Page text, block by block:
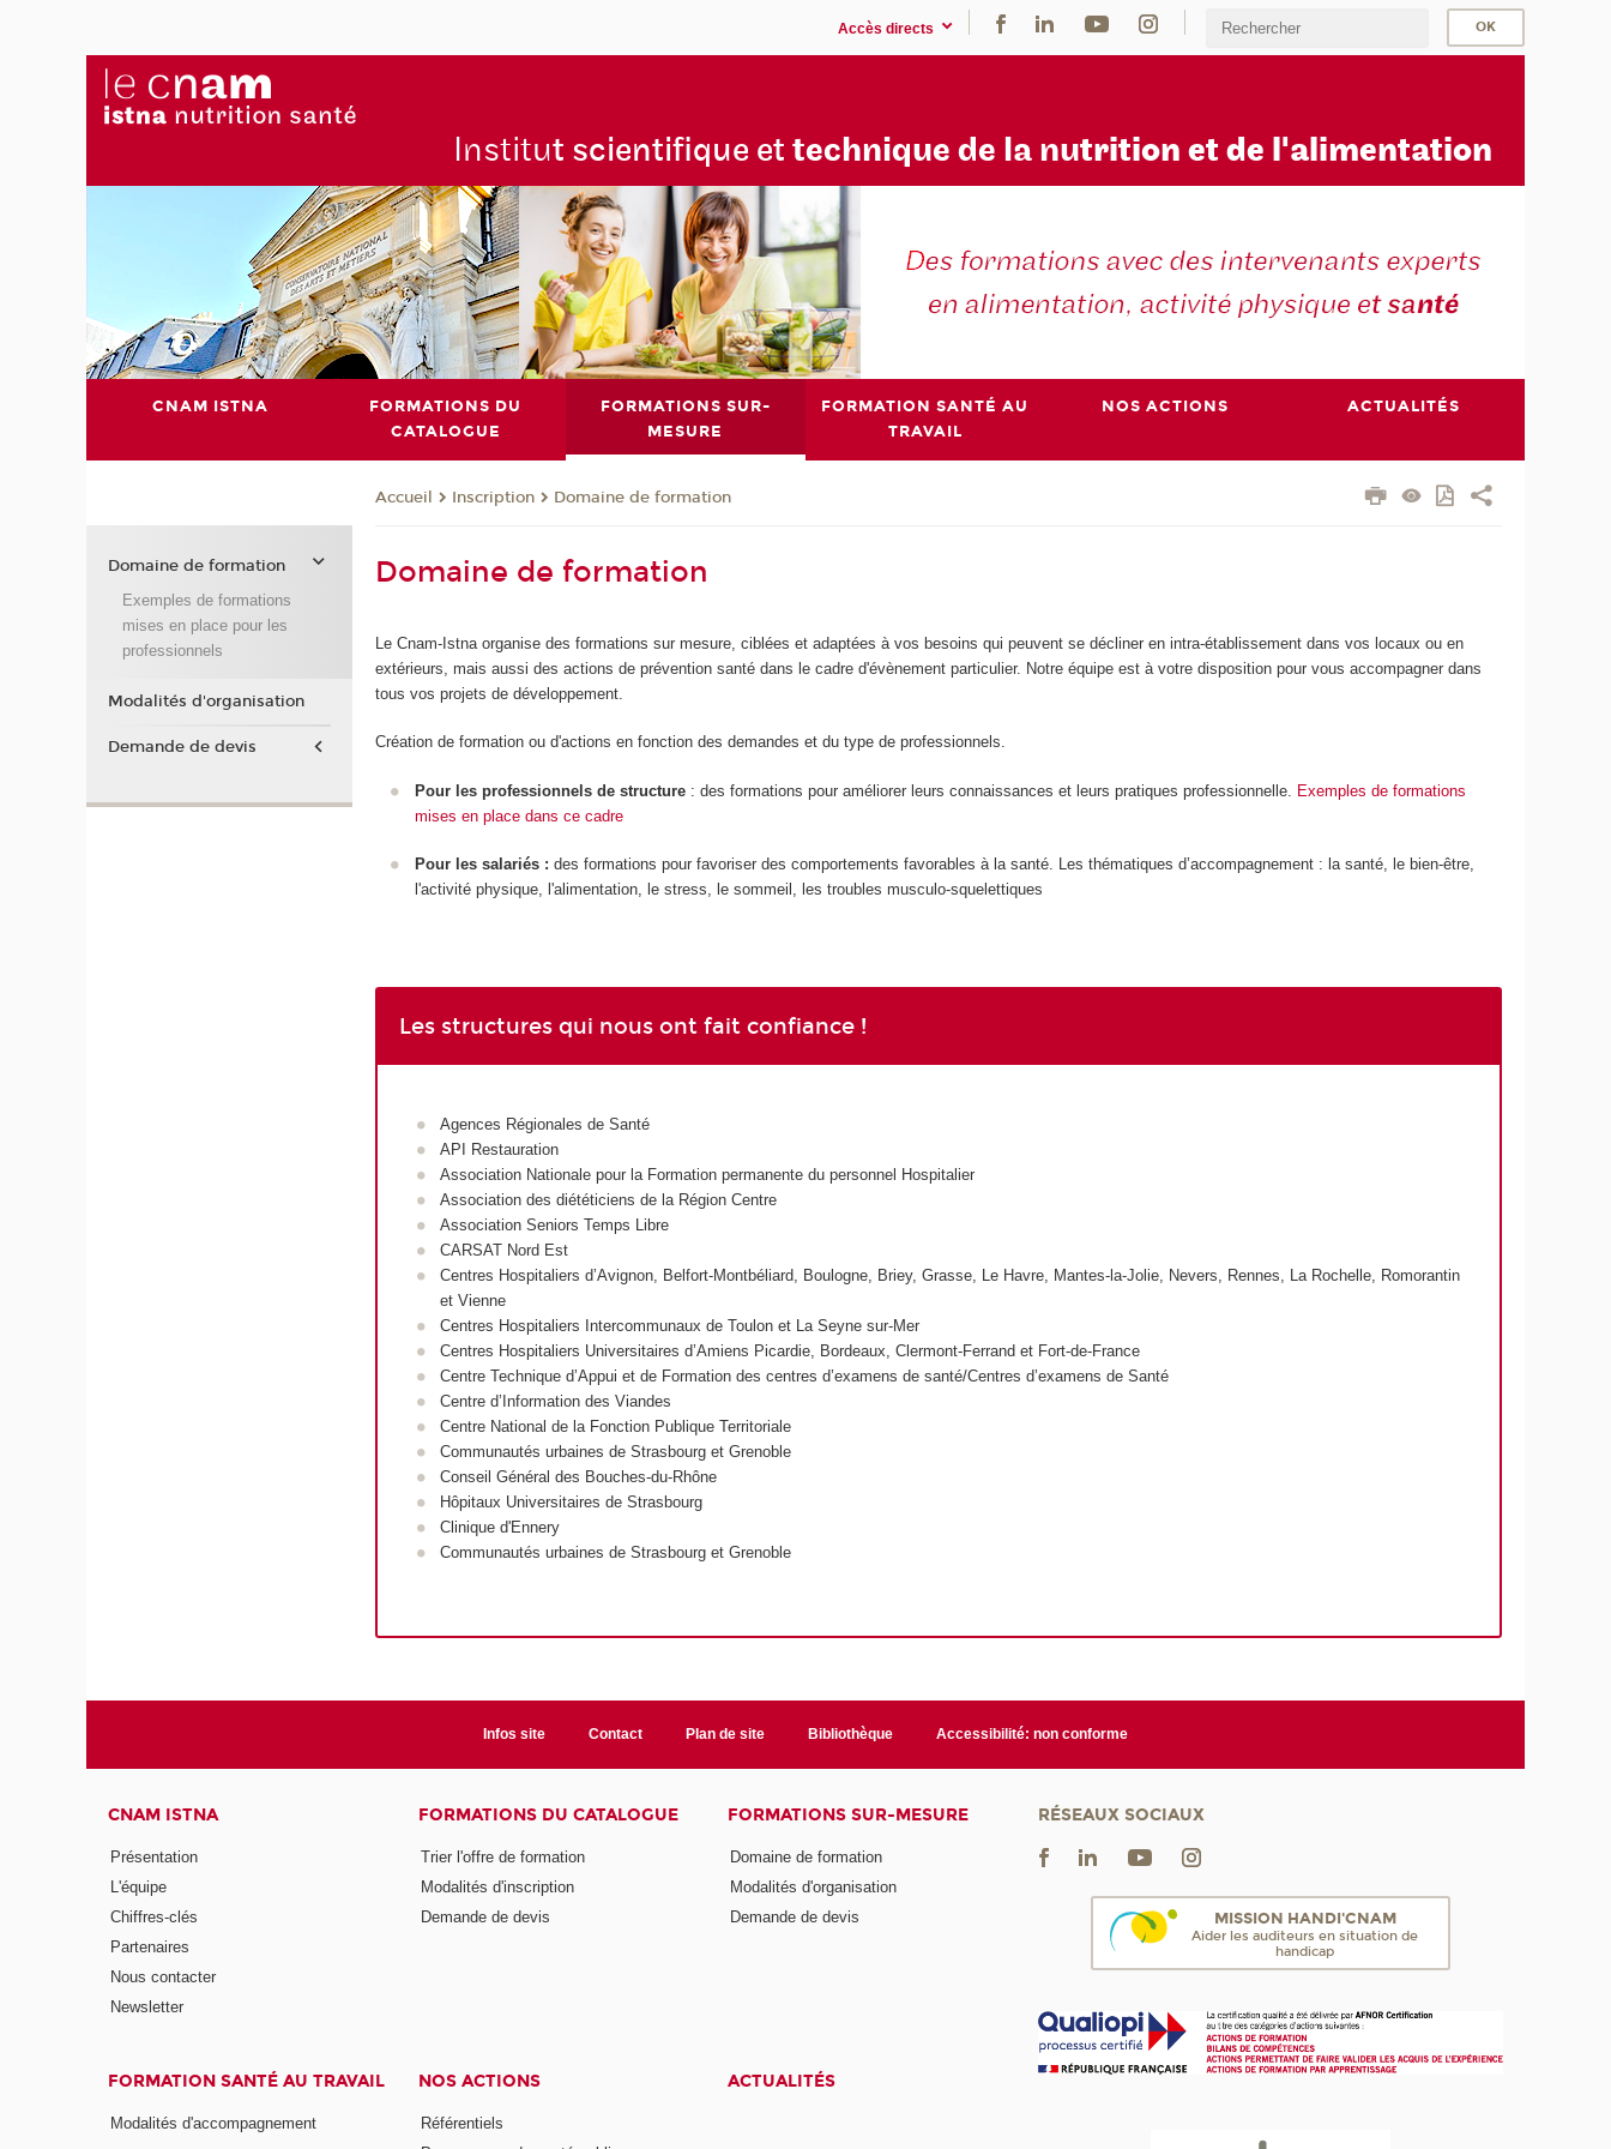
Accès directs
Institut scientifique et technique de la nutrition et de l'alimentation
CNAM ISTNA
FORMATIONS DU
CATALOGUE
FORMATIONS SUR-
MESURE
FORMATION SANTÉ AU
TRAVAIL
NOS ACTIONS ACTUALITÉS
Accueil Inscription Domaine de formation
Domaine de formation
Le Cnam-Istna organise des formations sur mesure, ciblées et adaptées à vos besoins qui peuvent se décliner en intra-établissement dans vos locaux ou en
extérieurs, mais aussi des actions de prévention santé dans le cadre d'évènement particulier. Notre équipe est à votre disposition pour vous accompagner dans
tous vos projets de développement.
Création de formation ou d'actions en fonction des demandes et du type de professionnels.
Pour les professionnels de structure : des formations pour améliorer leurs connaissances et leurs pratiques professionnelle.
Exemples de formations
mises en place dans ce cadre
Pour les salariés : des formations pour favoriser des comportements favorables à la santé. Les thématiques d’accompagnement : la santé, le bien-être,
l'activité physique, l'alimentation, le stress, le sommeil, les troubles musculo-squelettiques
Les structures qui nous ont fait confiance !
Agences Régionales de Santé
API Restauration
Association Nationale pour la Formation permanente du personnel Hospitalier
Association des diététiciens de la Région Centre
Association Seniors Temps Libre
CARSAT Nord Est
Centres Hospitaliers d’Avignon, Belfort-Montbéliard, Boulogne, Briey, Grasse, Le Havre, Mantes-la-Jolie, Nevers, Rennes, La Rochelle, Romorantin
et Vienne
Centres Hospitaliers Intercommunaux de Toulon et La Seyne sur-Mer
Centres Hospitaliers Universitaires d’Amiens Picardie, Bordeaux, Clermont-Ferrand et Fort-de-France
Centre Technique d’Appui et de Formation des centres d’examens de santé/Centres d’examens de Santé
Centre d’Information des Viandes
Centre National de la Fonction Publique Territoriale
Communautés urbaines de Strasbourg et Grenoble
Conseil Général des Bouches-du-Rhône
Hôpitaux Universitaires de Strasbourg
Clinique d'Ennery
Communautés urbaines de Strasbourg et Grenoble
Domaine de formation
Exemples de formations
mises en place pour les
professionnels
Modalités d'organisation
Demande de devis
Infos site Contact Plan de site Bibliothèque Accessibilité: non conforme
CNAM ISTNA
Présentation
L'équipe
Chiffres-clés
Partenaires
Nous contacter
Newsletter
FORMATIONS DU CATALOGUE
Trier l'offre de formation
Modalités d'inscription
Demande de devis
FORMATIONS SUR-MESURE
Domaine de formation
Modalités d'organisation
Demande de devis
FORMATION SANTÉ AU TRAVAIL
Modalités d'accompagnement
NOS ACTIONS
Référentiels
ACTUALITÉS
RÉSEAUX SOCIAUX
MISSION HANDI'CNAM
Aider les auditeurs en situation de
handicap